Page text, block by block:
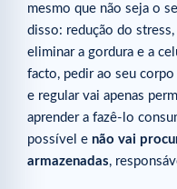
mesmo que não seja o
disso: redução do
eliminar a gordura e a
facto, pedir ao seu
e regular vai apenas
aprender a fazê-lo
possível e não vai
armazenadas,